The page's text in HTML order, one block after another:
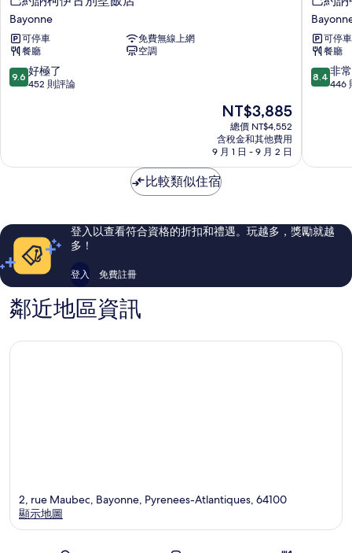
約
訥
柯
伊
古
別
Bayonne
可停車
免費無線上網
餐廳
空調
9.6
分，
極
評
論
9.6 好極了
452 則評論
現
在
價
格
為
NT$3,885
NT$3,885
總價 NT$4,552
含稅金和其他費用
9 月 1 日 - 9 月 2 日
約
訥
中
央
宜
必
可停車
餐廳
8.4
分，
常
評
論
8.4 非
446
比較類似住宿
登入以查看符合資格的折扣和禮遇。玩越多，獎勵就越
多！
登入 免費註冊
鄰近地區資訊
2, rue Maubec, Bayonne, Pyrenees-Atlantiques, 64100
顯示地圖